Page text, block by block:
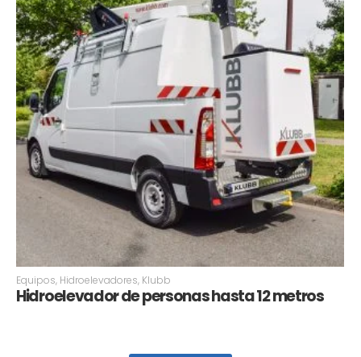
Equipos, Hidroelevadores, Klubb
Hidroelevador de personas hasta 12 metros